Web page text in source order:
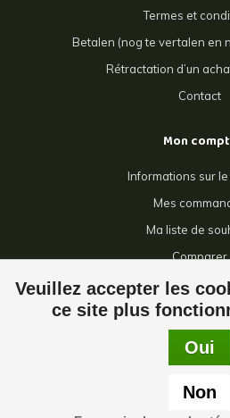
Veuillez accepter les
ce site plus
Oui
Non
Termes et
Betalen (nog te vertalen en
Rétractation d’un
Contact
Mon
Informations sur
Mes
Ma liste de
Comparer
Tous les
Dyvelopment